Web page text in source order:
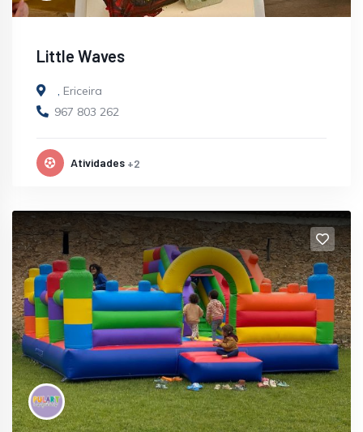
Little Waves
Ericeira
967 803 262
Atividades +2